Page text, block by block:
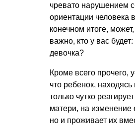
чревато нарушением
ориентации человека
конечном итоге,
важно, кто у вас
девочка?
Кроме всего прочего,
что ребенок, находясь
только чутко
матери, на изменение
но и проживает их